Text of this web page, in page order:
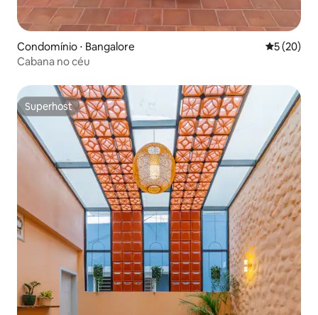
Condomínio ⋅ Bangalore 5 de uma
5 (20)
Cabana no céu
Superhost
Superhost